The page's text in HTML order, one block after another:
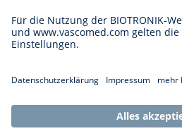
Bewerbung
Karrierechancen
Cookie-Einstellungen